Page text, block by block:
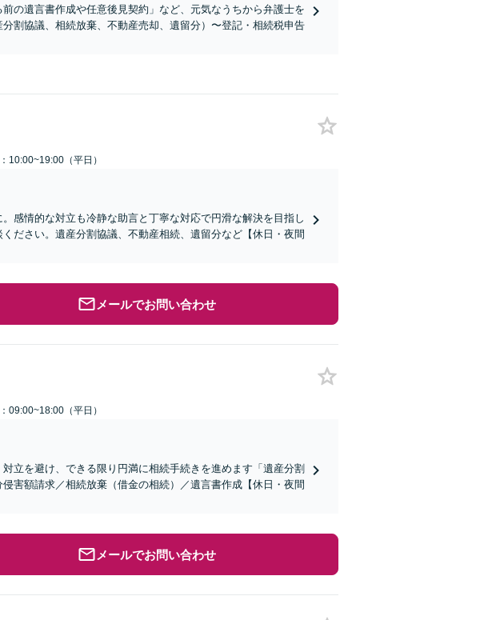
の遺言書作成や任意後見契約」など、元気なうちから弁護士を
割協議、相続放棄、不動産売却、遺留分）〜登記・相続税申告
10:00~19:00（平日）
感情的な対立も冷静な助言と丁寧な対応で円滑な解決を目指し
ださい。遺産分割協議、不動産相続、遺留分など【休日・夜間
メールでお問い合わせ
09:00~18:00（平日）
立を避け、できる限り円満に相続手続きを進めます「遺産分割
害額請求／相続放棄（借金の相続）／遺言書作成【休日・夜間
メールでお問い合わせ